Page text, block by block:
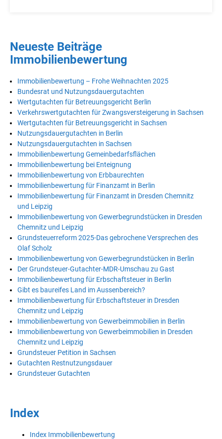
Neueste Beiträge
Immobilienbewertung
Immobilienbewertung – Frohe Weihnachten 2025
Bundesrat und Nutzungsdauergutachten
Wertgutachten für Betreuungsgericht Berlin
Verkehrswertgutachten für Zwangsversteigerung in Sachsen
Wertgutachten für Betreuungsgericht in Sachsen
Nutzungsdauergutachten in Berlin
Nutzungsdauergutachten in Sachsen
Immobilienbewertung Gemeinbedarfsflächen
Immobilienbewertung bei Enteignung
Immobilienbewertung von Erbbaurechten
Immobilienbewertung für Finanzamt in Berlin
Immobilienbewertung für Finanzamt in Dresden Chemnitz
und Leipzig
Immobilienbewertung von Gewerbegrundstücken in Dresden
Chemnitz und Leipzig
Grundsteuerreform 2025-Das gebrochene Versprechen des
Olaf Scholz
Immobilienbewertung von Gewerbegrundstücken in Berlin
Der Grundsteuer-Gutachter-MDR-Umschau zu Gast
Immobilienbewertung für Erbschaftsteuer in Berlin
Gibt es baureifes Land im Aussenbereich?
Immobilienbewertung für Erbschaftsteuer in Dresden
Chemnitz und Leipzig
Immobilienbewertung von Gewerbeimmobilien in Berlin
Immobilienbewertung von Gewerbeimmobilien in Dresden
Chemnitz und Leipzig
Grundsteuer Petition in Sachsen
Gutachten Restnutzungsdauer
Grundsteuer Gutachten
Index
Index Immobilienbewertung